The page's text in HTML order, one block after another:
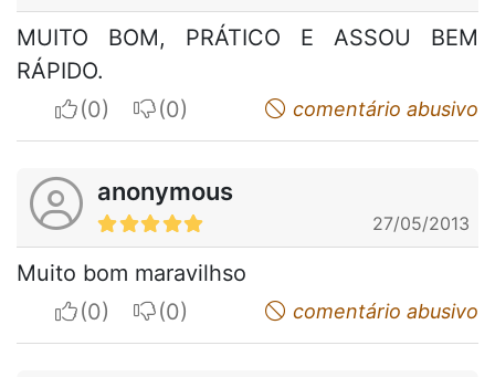
MUITO BOM, PRÁTICO E ASSOU BEM
RÁPIDO.
I apreciateI do not appreciatecomentário abusivo
anonymous
27/05/2013
Muito bom maravilhso
I apreciateI do not appreciatecomentário abusivo